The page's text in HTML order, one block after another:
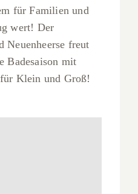
für Familien und
wert! Der
Neuenheerse freut
Badesaison mit
Klein und Groß!